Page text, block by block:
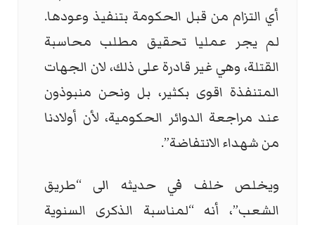
أي التزام من قبل الحكومة بتنفيذ وعودها.
لم يجر عمليا تحقيق مطلب محاسبة
القتلة، وهي غير قادرة على ذلك، لان الجهات
المتنفذة اقوى بكثير، بل ونحن منبوذون
عند مراجعة الدوائر الحكومية، لأن أولادنا
من شهداء الانتفاضة”.
ويخلص خلف في حديثه الى “طريق
الشعب”، أنه “لمناسبة الذكرى السنوية